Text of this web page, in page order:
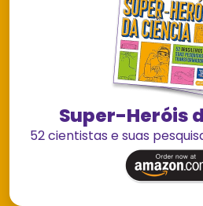
Super-Heróis
52 cientistas e suas